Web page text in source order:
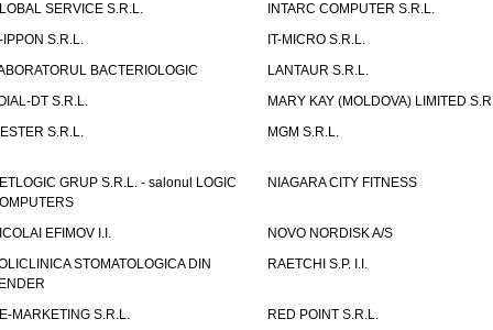
SERVICE S.R.L.
INTARC COMPUTER S.R.L.
IPPON S.R.L.
IT-MICRO S.R.L.
BACTERIOLOGIC
LANTAUR S.R.L.
DT S.R.L.
MARY KAY (MOLDOVA) LIMITED
S.R.L.
MGM S.R.L.
GRUP S.R.L. - salonul LOGIC
NIAGARA CITY FITNESS
EFIMOV I.I.
NOVO NORDISK A/S
STOMATOLOGICA DIN
RAETCHI S.P. I.I.
MARKETING S.R.L.
RED POINT S.R.L.